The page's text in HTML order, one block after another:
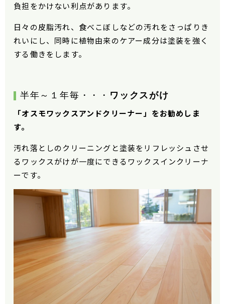
負担をかけない利点があります。
日々の皮脂汚れ、食べこぼしなどの汚れをさっぱりき
れいにし、同時に植物由来のケアー成分は塗装を強く
する働きをします。
半年～１年毎・・・ ワックスがけ
「オスモワックスアンドクリーナー」をお勧めしま
す。
汚れ落としのクリーニングと塗装をリフレッシュさせ
るワックスがけが一度にできるワックスインクリーナ
ーです。